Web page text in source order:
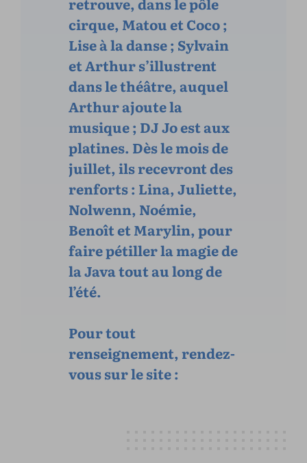
cirque, Matou et Coco ;
Lise à la danse ; Sylvain
et Arthur s’illustrent
dans le théâtre, auquel
Arthur ajoute la
musique ; DJ Jo est aux
platines. Dès le mois de
juillet, ils recevront des
renforts : Lina, Juliette,
Nolwenn, Noémie,
Benoît et Marylin, pour
faire pétiller la magie de
la Java tout au long de
l’été.
Pour tout
renseignement, rendez-
vous sur le site :